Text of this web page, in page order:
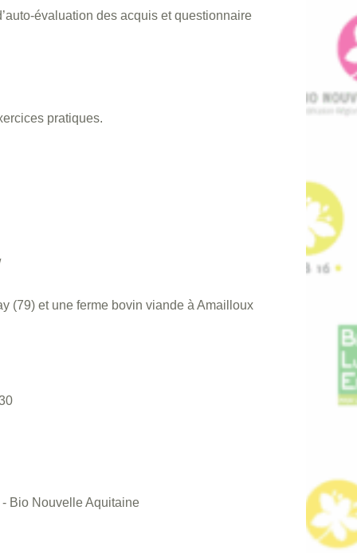
évaluation des acquis et questionnaire
pratiques.
(79) et une ferme bovin viande à Amailloux
Bio Nouvelle Aquitaine